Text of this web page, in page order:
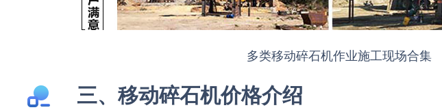
多类移动碎石机作业施工现场合集
三、移动碎石机价格介绍